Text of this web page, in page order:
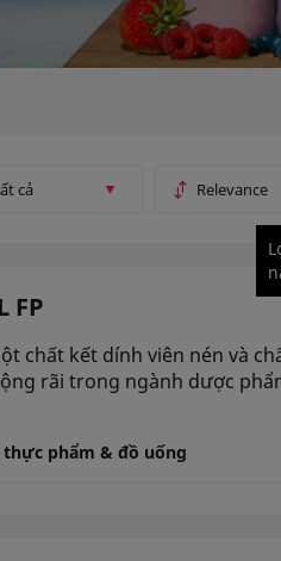
FP
chất kết dính viên nén và
rãi trong ngành dược
thực phẩm & đồ uống